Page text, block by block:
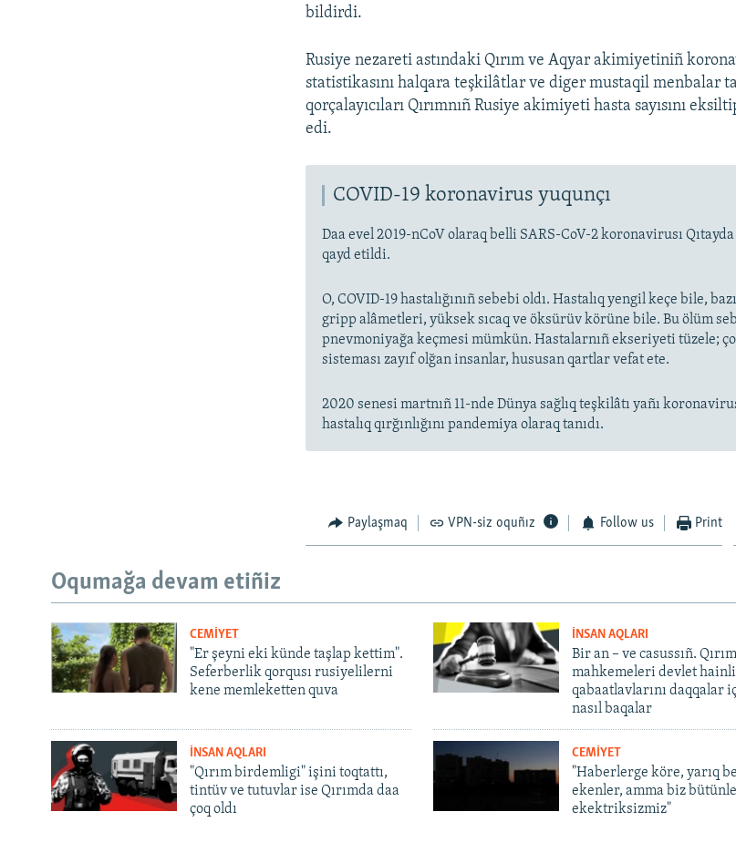
bildirdi.
Rusiye nezareti astındaki Qırım ve Aqyar akimiyetiniñ
statistikasını halqara teşkilâtlar ve diger mustaqil menbalar
qorçalayıcıları Qırımnıñ Rusiye akimiyeti hasta sayısını
edi.
COVID-19 koronavirus yuqunçı
Daa evel 2019-nCoV olaraq belli SARS-CoV-2 koronavirusı
qayd etildi.
O, COVID-19 hastalığınıñ sebebi oldı. Hastalıq yengil keçe bile,
gripp alâmetleri, yüksek sıcaq ve öksürüv körüne bile. Bu ölüm
pnevmoniyağa keçmesi mümkün. Hastalarnıñ ekseriyeti tüzele;
sisteması zayıf olğan insanlar, hususan qartlar vefat ete.
2020 senesi martnıñ 11-nde Dünya sağlıq teşkilâtı yañı
hastalıq qırğınlığını pandemiya olaraq tanıdı.
Paylaşmaq VPN-siz oquñız Follow us Print
Oqumağa devam etiñiz
CEMİYET
"Er şeyni eki künde taşlap kettim".
Seferberlik qorqusı rusiyelilerni
kene memleketten quva
İNSAN AQLARI
Bir an – ve casussıñ. Qırım
mahkemeleri devlet
qabaatlavlarını daqqalar
nasıl baqalar
İNSAN AQLARI
"Qırım birdemligi" işini toqtattı,
tintüv ve tutuvlar ise Qırımda daa
çoq oldı
CEMİYET
"Haberlerge köre, yarıq
ekenler, amma biz
ekektriksizmiz"